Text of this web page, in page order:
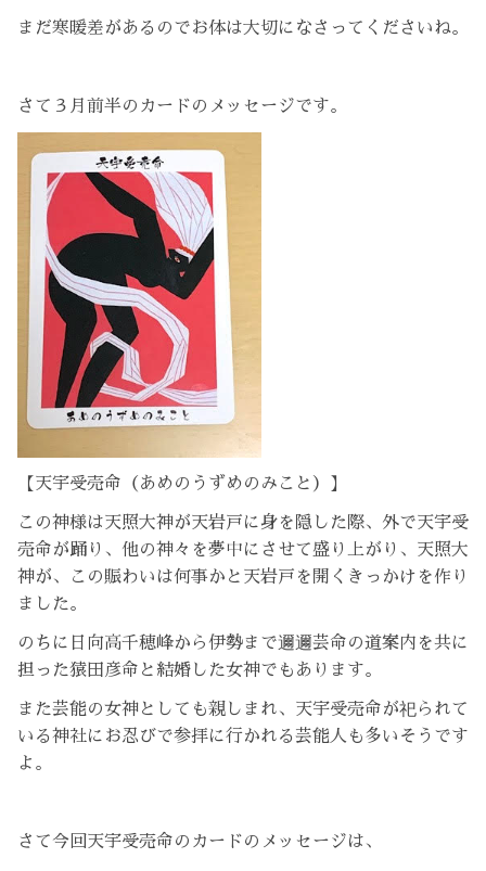
まだ寒暖差があるのでお体は大切になさってくださいね。
さて３月前半のカードのメッセージです。
【天宇受売命（あめのうずめのみこと）】
この神様は天照大神が天岩戸に身を隠した際、外で天宇受
売命が踊り、他の神々を夢中にさせて盛り上がり、天照大
神が、この賑わいは何事かと天岩戸を開くきっかけを作り
ました。
のちに日向高千穂峰から伊勢まで邇邇芸命の道案内を共に
担った猿田彦命と結婚した女神でもあります。
また芸能の女神としても親しまれ、天宇受売命が祀られて
いる神社にお忍びで参拝に行かれる芸能人も多いそうです
よ。
さて今回天宇受売命のカードのメッセージは、